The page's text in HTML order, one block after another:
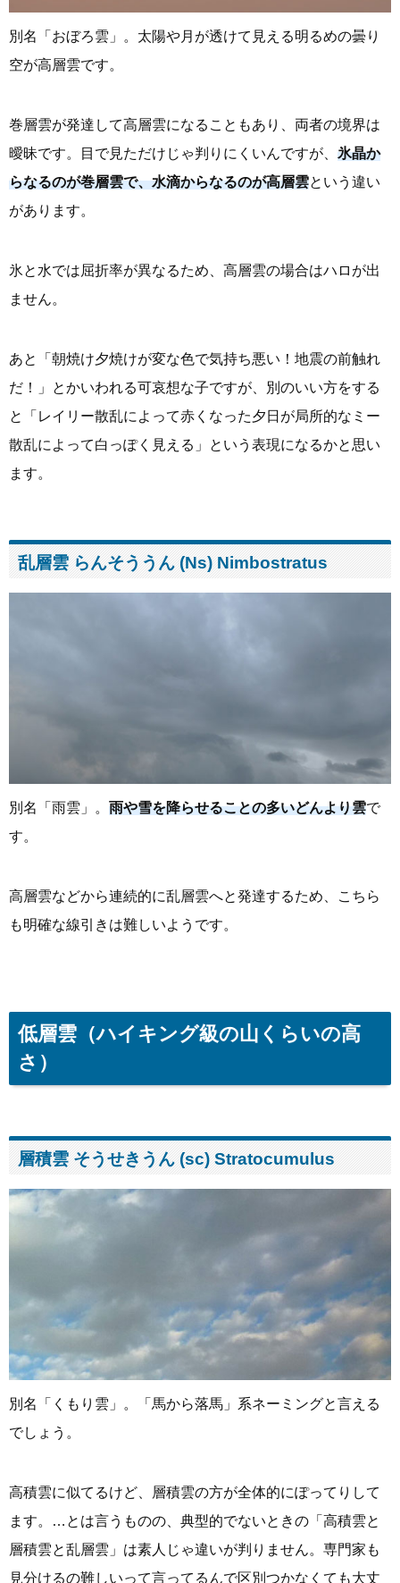
別名「おぼろ雲」。太陽や月が透けて見える明るめの曇り
空が高層雲です。
巻層雲が発達して高層雲になることもあり、両者の境界は
曖昧です。目で見ただけじゃ判りにくいんですが、 氷晶か
らなるのが巻層雲で、水滴からなるのが高層雲という違い
があります。
氷と水では屈折率が異なるため、高層雲の場合はハロが出
ません。
あと「朝焼け夕焼けが変な色で気持ち悪い！地震の前触れ
だ！」とかいわれる可哀想な子ですが、別のいい方をする
と「レイリー散乱によって赤くなった夕日が局所的なミー
散乱によって白っぽく見える」という表現になるかと思い
ます。
乱層雲 らんそううん (Ns) Nimbostratus
別名「雨雲」。 雨や雪を降らせることの多いどんより雲で
す。
高層雲などから連続的に乱層雲へと発達するため、こちら
も明確な線引きは難しいようです。
低層雲（ハイキング級の山くらいの高
さ）
層積雲 そうせきうん (sc) Stratocumulus
別名「くもり雲」。「馬から落馬」系ネーミングと言える
でしょう。
高積雲に似てるけど、層積雲の方が全体的にぽってりして
ます。…とは言うものの、典型的でないときの「高積雲と
層積雲と乱層雲」は素人じゃ違いが判りません。専門家も
見分けるの難しいって言ってるんで区別つかなくても大丈